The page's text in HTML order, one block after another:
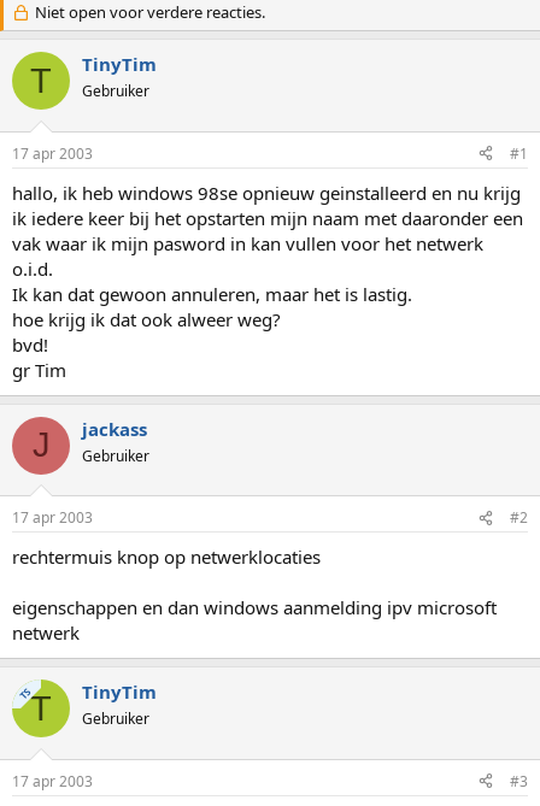
d
e
r
w
s
t
a
r
t
e
r
a
r
t
d
a
m
Niet open voor verdere reacties.
T TinyTim
Gebruiker
17 apr 2003 #1
hallo, ik heb windows 98se opnieuw geinstalleerd en nu krijg
ik iedere keer bij het opstarten mijn naam met daaronder een
vak waar ik mijn pasword in kan vullen voor het netwerk
o.i.d.
Ik kan dat gewoon annuleren, maar het is lastig.
hoe krijg ik dat ook alweer weg?
bvd!
gr Tim
J jackass
Gebruiker
17 apr 2003 #2
rechtermuis knop op netwerklocaties
eigenschappen en dan windows aanmelding ipv microsoft
netwerk
TST TinyTim
Gebruiker
17 apr 2003 #3